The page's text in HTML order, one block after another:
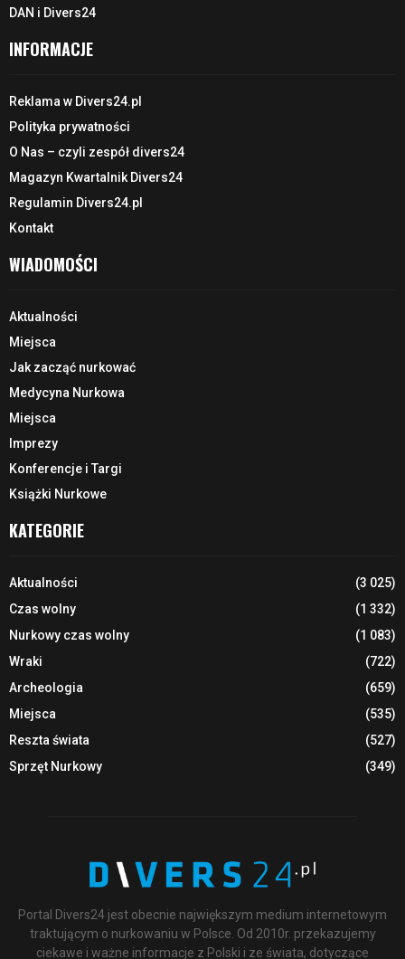
DAN i Divers24
INFORMACJE
Reklama w Divers24.pl
Polityka prywatności
O Nas – czyli zespół divers24
Magazyn Kwartalnik Divers24
Regulamin Divers24.pl
Kontakt
WIADOMOŚCI
Aktualności
Miejsca
Jak zacząć nurkować
Medycyna Nurkowa
Miejsca
Imprezy
Konferencje i Targi
Książki Nurkowe
KATEGORIE
Aktualności
(3 025)
Czas wolny
(1 332)
Nurkowy czas wolny
(1 083)
Wraki
(722)
Archeologia
(659)
Miejsca
(535)
Reszta świata
(527)
Sprzęt Nurkowy
(349)
Portal Divers24 jest obecnie największym medium internetowym
traktującym o nurkowaniu w Polsce. Od 2010r. przekazujemy
ciekawe i ważne informacje z Polski i ze świata, dotyczące